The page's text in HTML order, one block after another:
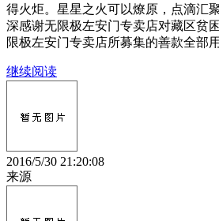
得火炬。星星之火可以燎原，点滴
深感谢无限极左安门专卖店对藏区贫
限极左安门专卖店所募集的善款全部
继续阅读
2016/5/30 21:20:08
来源